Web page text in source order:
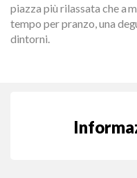
piazza più rilassata che a
tempo per pranzo, una
dintorni.